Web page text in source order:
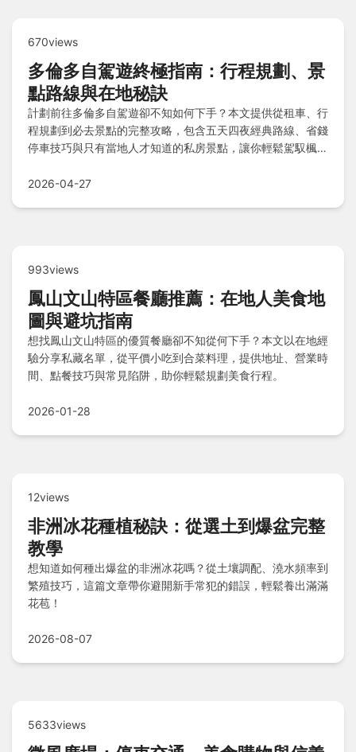
670views
多倫多自駕遊終極指南：行程規劃、景
點路線與在地秘訣
計劃前往多倫多自駕遊卻不知如何下手？本文提供從租車、行
程規劃到必去景點的完整攻略，包含五天四夜經典路線、省錢
停車技巧與只有當地人才知道的私房景點，讓你輕鬆駕馭楓葉
2026-04-27
993views
鳳山文山特區餐廳推薦：在地人美食地
圖與避坑指南
想找鳳山文山特區的優質餐廳卻不知從何下手？本文以在地經
驗分享私藏名單，從平價小吃到合菜料理，提供地址、營業時
間、點餐技巧與常見陷阱，助你輕鬆規劃美食行程。
2026-01-28
12views
非洲冰花種植秘訣：從選土到爆盆完整
教學
想知道如何種出爆盆的非洲冰花嗎？從土壤調配、澆水頻率到
繁殖技巧，這篇文章帶你避開新手常犯的錯誤，輕鬆養出滿滿
花苞！
2026-08-07
5633views